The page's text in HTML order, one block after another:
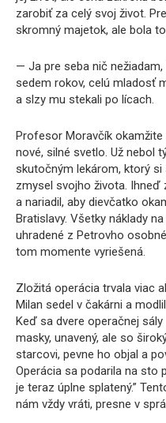
zarobiť za celý svoj život.
skromný majetok, ale bola
— Ja pre seba nič
sedem rokov, celú mladosť
a slzy mu stekali po lícach.
Profesor Moravčík
nové, silné svetlo. Už nebol
skutočným lekárom, ktorý
zmysel svojho života. Ihneď
a nariadil, aby dievčatko
Bratislavy. Všetky náklady
uhradené z Petrovho
tom momente vyriešená.
Zložitá operácia trvala viac
Milan sedel v čakárni a
Keď sa dvere operačnej
masky, unavený, ale so
starcovi, pevne ho objal a
Operácia sa podarila na sto
je teraz úplne splatený.”
nám vždy vráti, presne v